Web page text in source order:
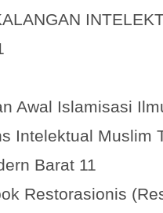
Awal Islamisasi
Intelektual Muslim
Barat 11
Restorasionis